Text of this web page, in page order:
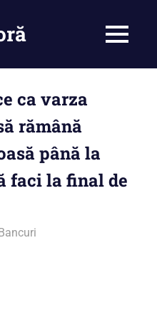
MENU
ca varza
rămână
până la
faci la final de